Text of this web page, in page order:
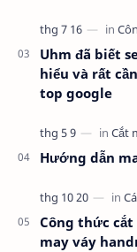
Uhm đã biết
hiểu và rất
top google
Hướng dẫn
Công thức cắt
may váy